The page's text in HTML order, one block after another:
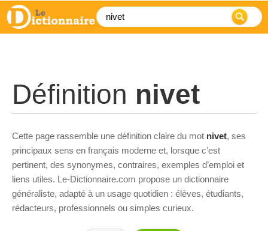
Définition nivet
Cette page rassemble une définition claire du mot nivet, ses
principaux sens en français moderne et, lorsque c’est
pertinent, des synonymes, contraires, exemples d’emploi et
liens utiles. Le-Dictionnaire.com propose un dictionnaire
généraliste, adapté à un usage quotidien : élèves, étudiants,
rédacteurs, professionnels ou simples curieux.